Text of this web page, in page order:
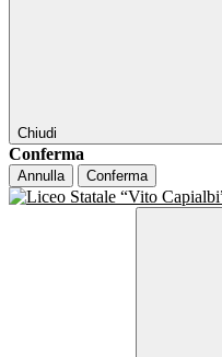
Chiudi
Conferma
Annulla Conferma